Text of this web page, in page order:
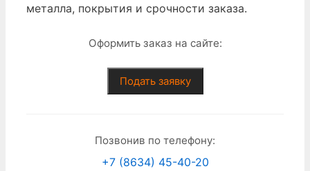
металла, покрытия и срочности заказа.
Оформить заказ на сайте:
Подать заявку
Позвонив по телефону:
+7 (8634) 45-40-20